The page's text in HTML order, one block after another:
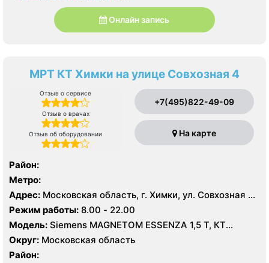
Онлайн запись
МРТ КТ Химки на улице Совхозная 4
Отзыв о сервисе
Отзыв о врачах
Отзыв об оборудовании
+7(495)822-49-09
На карте
Район:
Метро:
Адрес: Московская область, г. Химки, ул. Совхозная 4,
стр 1
Режим работы: 8.00 - 22.00
Модель: Siemens MAGNETOM ESSENZA 1,5 Т, КТ
Siemens Healthineers 64 среза, УЗИ
Округ: Московская область
Район: